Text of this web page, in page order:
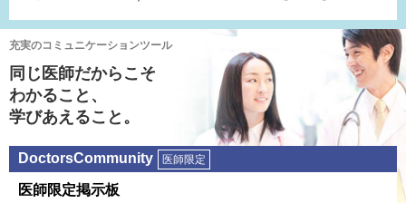
充実のコミュニケーションツール
同じ医師だからこそ
わかること、
学びあえること。
DoctorsCommunity 医師限定
医師限定掲⽰板